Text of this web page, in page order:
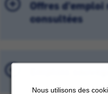
Nous utilisons des
Offres d'emploi
consultées